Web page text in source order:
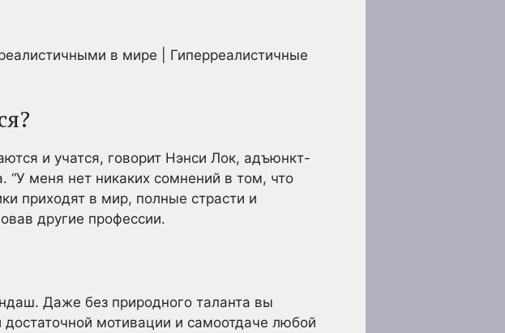
в мире | Гиперреалистичные
и учатся, говорит Нэнси Лок, адъюнкт-
“У меня нет никаких сомнений в том, что
приходят в мир, полные страсти и
другие профессии.
Даже без природного таланта вы
достаточной мотивации и самоотдаче любой